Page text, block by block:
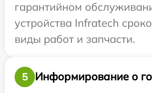
гарантийном
устройства Infratech
виды работ и запчасти.
5
Информирование о